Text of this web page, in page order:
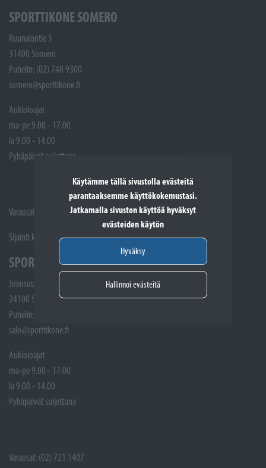
Käytämme tällä sivustolla evästeitä
parantaaksemme käyttökokemustasi.
Jatkamalla sivuston käyttöä hyväksyt
evästeiden käytön
Hyväksy
Hallinnoi evästeitä
SPORTTIKONE SOMERO
Ruunalantie 5
31400 Somero
Puhelin: (02) 748 9300
somero@sporttikone.fi
Aukioloajat
ma-pe 9.00 - 17.00
la 9.00 - 14.00
Pyhäpäivät suljettuna
Varaosat ja Huoltotöiden vastaanotto: (02) 748 9315
Sijainti kartalla
SPORTTIKONE SALO
Joensuunkatu 5
24100 Salo
Puhelin: (02) 721 1400
salo@sporttikone.fi
Aukioloajat
ma-pe 9.00 - 17.00
la 9.00 - 14.00
Pyhäpäivät suljettuna
Varaosat: (02) 721 1407